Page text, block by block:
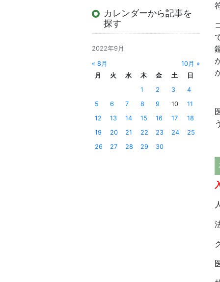
カレンダーから記事を
探す
2022年9月
« 8月
10月 »
月
火 水 木 金 土
日
1
2 3
4
5
6 7 8 9 10
11
12
13 14 15 16 17
18
19
20 21 22 23 24
25
26
27 28 29 30